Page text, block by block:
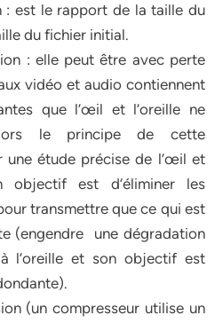
: est le rapport de la taille du
du fichier initial.
: elle peut être avec perte
vidéo et audio contiennent
que l’œil et l’oreille ne
le principe de cette
une étude précise de l’œil et
objectif est d’éliminer les
transmettre que ce qui est
(engendre une dégradation
l’oreille et son objectif est
(un compresseur utilise un